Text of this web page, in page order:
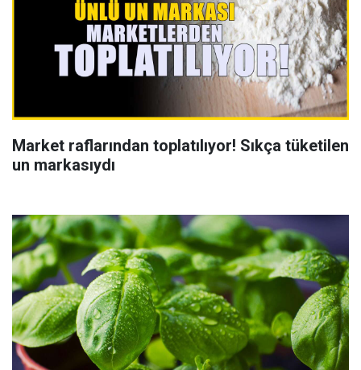
Market raflarından toplatılıyor! Sıkça tüketilen
un markasıydı